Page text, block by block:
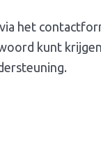
het
kunt